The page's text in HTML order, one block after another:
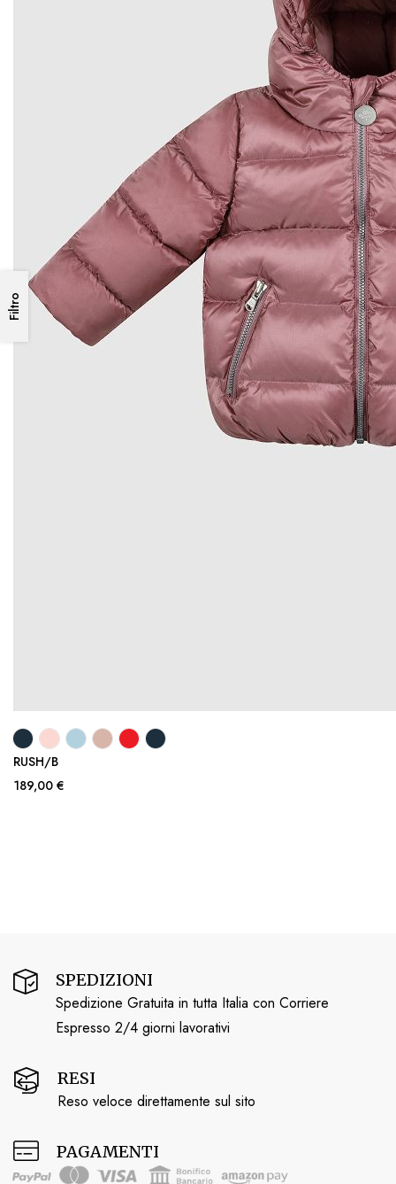
Filtro
RUSH/B
189,00 €
SPEDIZIONI
Spedizione Gratuita in tutta Italia con Corriere
Espresso 2/4 giorni lavorativi
RESI
Reso veloce direttamente sul sito
PAGAMENTI